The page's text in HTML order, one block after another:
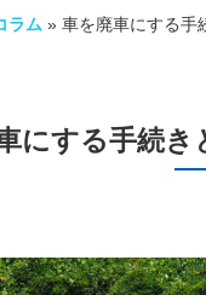
ラム » 車を廃車にする手
にする手続き